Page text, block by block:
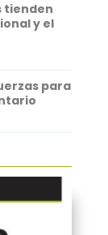
tienden
y el
para